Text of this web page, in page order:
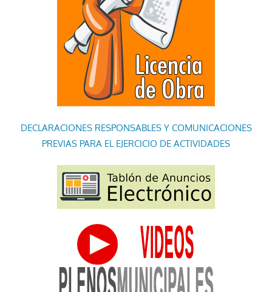
DECLARACIONES RESPONSABLES Y COMUNICACIONES
PREVIAS PARA EL EJERCICIO DE ACTIVIDADES